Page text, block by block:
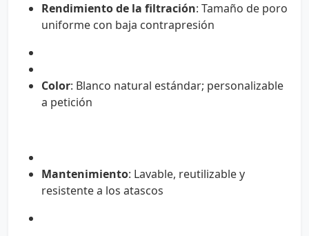
Rendimiento de la filtración: Tamaño de poro
uniforme con baja contrapresión
Color: Blanco natural estándar; personalizable
a petición
Mantenimiento: Lavable, reutilizable y
resistente a los atascos